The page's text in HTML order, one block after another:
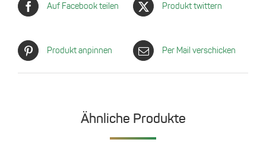
Auf Facebook teilen Produkt twittern
Produkt anpinnen Per Mail verschicken
Ähnliche Produkte